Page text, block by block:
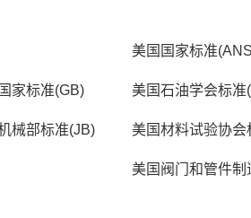
家标准(GB)
械部标准(JB)
美国国家标准
美国石油学会标准
美国材料试验协会
美国阀门和管件